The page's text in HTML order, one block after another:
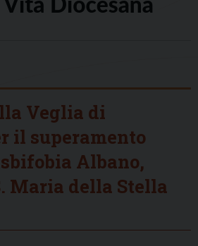
Veglia di
il superamento
Albano,
Maria della Stella